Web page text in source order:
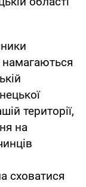
території,
на
сховатися